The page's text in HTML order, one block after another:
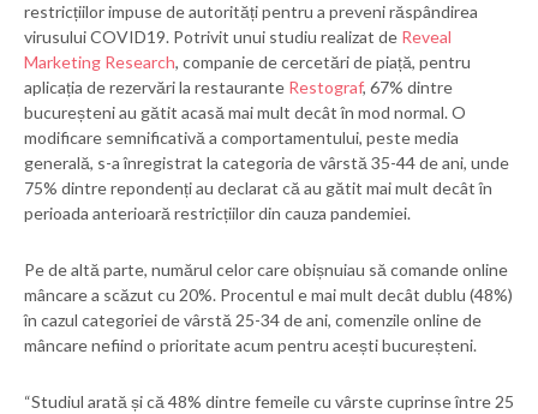
restricțiilor impuse de autorități pentru a preveni răspândirea
virusului COVID19. Potrivit unui studiu realizat de Reveal
Marketing Research, companie de cercetări de piață, pentru
aplicația de rezervări la restaurante Restograf, 67% dintre
bucureșteni au gătit acasă mai mult decât în mod normal. O
modificare semnificativă a comportamentului, peste media
generală, s-a înregistrat la categoria de vârstă 35-44 de ani, unde
75% dintre repondenți au declarat că au gătit mai mult decât în
perioada anterioară restricțiilor din cauza pandemiei.
Pe de altă parte, numărul celor care obișnuiau să comande online
mâncare a scăzut cu 20%. Procentul e mai mult decât dublu (48%)
în cazul categoriei de vârstă 25-34 de ani, comenzile online de
mâncare nefiind o prioritate acum pentru acești bucureșteni.
“Studiul arată și că 48% dintre femeile cu vârste cuprinse între 25